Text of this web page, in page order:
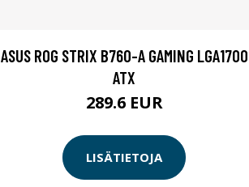
ASUS ROG STRIX B760-A GAMING LGA1700
ATX
289.6 EUR
LISÄTIETOJA